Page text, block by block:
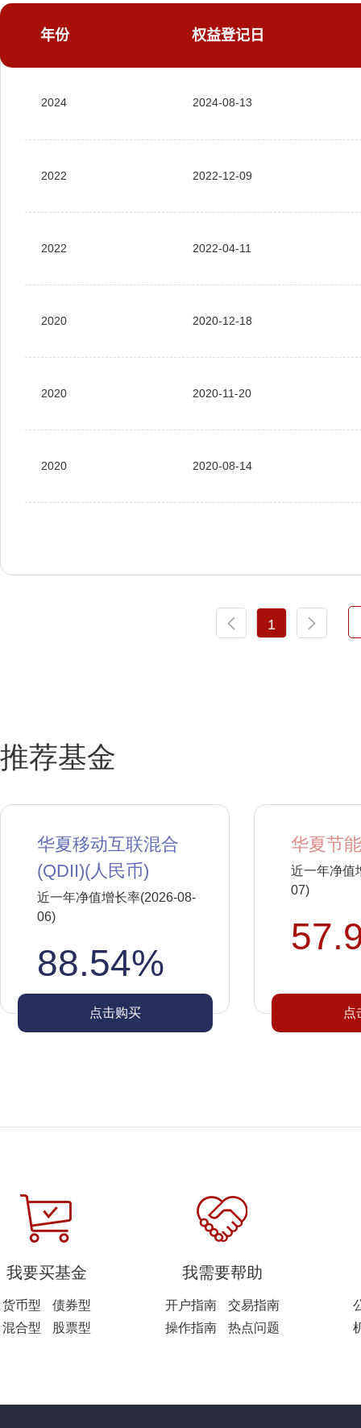
推荐基金
华夏移动互联混合
(QDII)(人民币)
近一年净值增长率(2026-08-
06)
88.54%
点击购买
华夏节
近一年净值
07)
点
我要买基金
货币型
债券型
混合型
股票型
我需要帮助
开户指南
交易指南
操作指南
热点问题